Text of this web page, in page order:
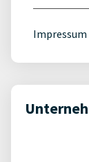
Impressum